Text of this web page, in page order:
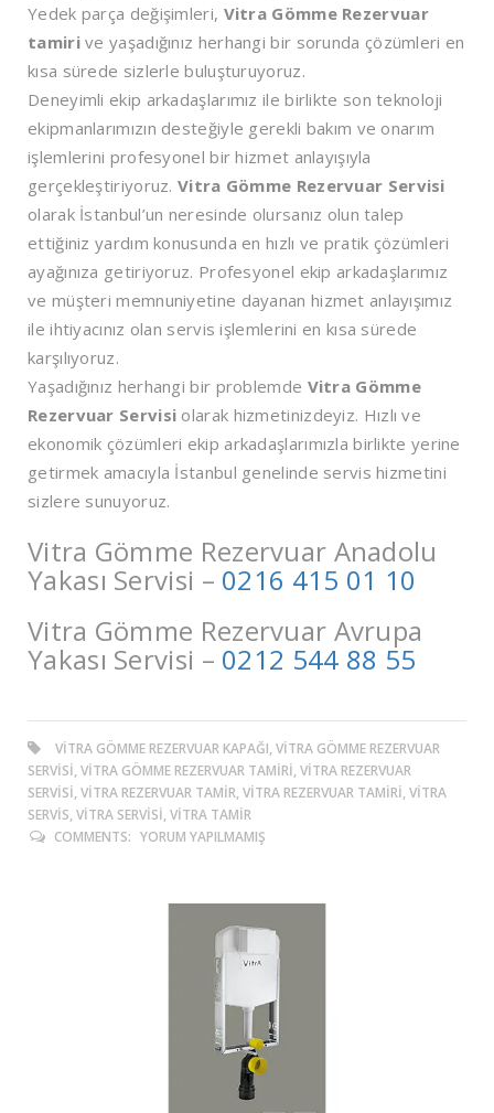
Yedek parça değişimleri, Vitra Gömme Rezervuar
tamirive yaşadığınız herhangi bir sorunda çözümleri en
kısa sürede sizlerle buluşturuyoruz.
Deneyimli ekip arkadaşlarımız ile birlikte son teknoloji
ekipmanlarımızın desteğiyle gerekli bakım ve onarım
işlemlerini profesyonel bir hizmet anlayışıyla
gerçekleştiriyoruz. Vitra Gömme Rezervuar Servisi
olarak İstanbul’un neresinde olursanız olun talep
ettiğiniz yardım konusunda en hızlı ve pratik çözümleri
ayağınıza getiriyoruz. Profesyonel ekip arkadaşlarımız
ve müşteri memnuniyetine dayanan hizmet anlayışımız
ile ihtiyacınız olan servis işlemlerini en kısa sürede
karşılıyoruz.
Yaşadığınız herhangi bir problemde Vitra Gömme
Rezervuar Servisi olarak hizmetinizdeyiz. Hızlı ve
ekonomik çözümleri ekip arkadaşlarımızla birlikte yerine
getirmek amacıyla İstanbul genelinde servis hizmetini
sizlere sunuyoruz.
Vitra Gömme Rezervuar Anadolu
Yakası Servisi – 0216 415 01 10
Vitra Gömme Rezervuar Avrupa
Yakası Servisi – 0212 544 88 55
VITRA GÖMME REZERVUAR KAPAĞI, VITRA GÖMME REZERVUAR
SERVISI, VITRA GÖMME REZERVUAR TAMIRI, VITRA REZERVUAR
SERVISI, VITRA REZERVUAR TAMIR, VITRA REZERVUAR TAMIRI, VITRA
SERVIS, VITRA SERVISI, VITRA TAMIR
COMMENTS: YORUM YAPILMAMIŞ